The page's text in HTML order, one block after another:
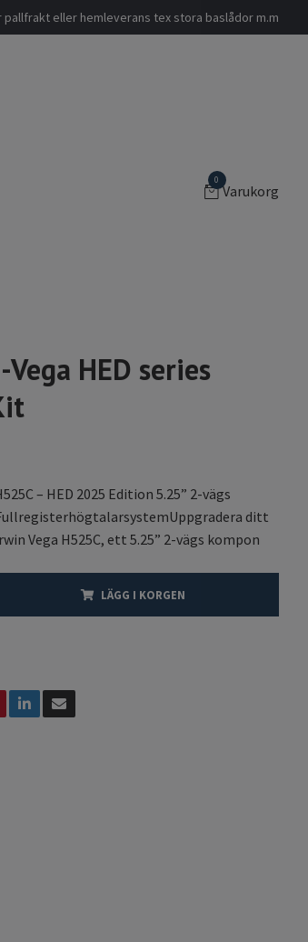
eller hemleverans tex stora baslådor m.m
0
Varukorg
HED series
– HED 2025 Edition 5.25” 2-vägs
ditt
Vega H525C, ett 5.25” 2-vägs kompon
LÄGG I KORGEN